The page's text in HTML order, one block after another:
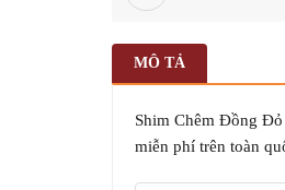
MÔ TẢ
Shim Chêm Đồng Đỏ
miễn phí trên toàn